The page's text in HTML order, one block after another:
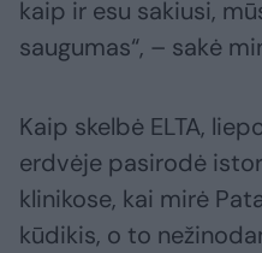
kaip ir esu sakiusi,
saugumas“, – sakė
Kaip skelbė ELTA,
erdvėje pasirodė
klinikose, kai mirė
kūdikis, o to